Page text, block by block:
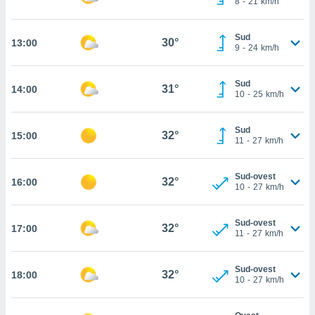
del
dei
ad
13:00 30°
Sud
9 - 24 km/h
14:00 31°
Sud
10 - 25 km/h
15:00 32°
Sud
11 - 27 km/h
16:00 32°
Sud-ovest
10 - 27 km/h
17:00 32°
Sud-ovest
11 - 27 km/h
18:00 32°
Sud-ovest
10 - 27 km/h